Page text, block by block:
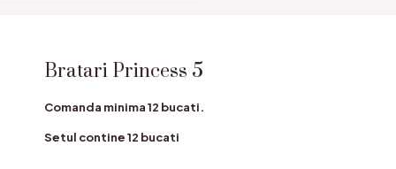
Bratari Princess 5
Comanda minima 12 bucati.
Setul contine 12 bucati